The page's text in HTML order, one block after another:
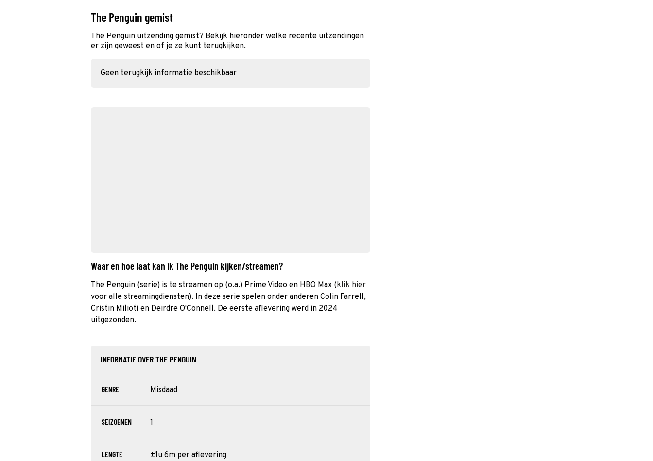
The Penguin gemist
The Penguin uitzending gemist? Bekijk hieronder welke recente uitzendingen
er zijn geweest en of je ze kunt terugkijken.
Geen terugkijk informatie beschikbaar
Waar en hoe laat kan ik The Penguin kijken/streamen?
The Penguin (serie) is te streamen op (o.a.) Prime Video en HBO Max (klik hier
voor alle streamingdiensten). In deze serie spelen onder anderen Colin Farrell,
Cristin Milioti en Deirdre O'Connell. De eerste aflevering werd in 2024
uitgezonden.
INFORMATIE OVER THE PENGUIN
GENRE Misdaad
SEIZOENEN 1
LENGTE ±1u 6m per aflevering